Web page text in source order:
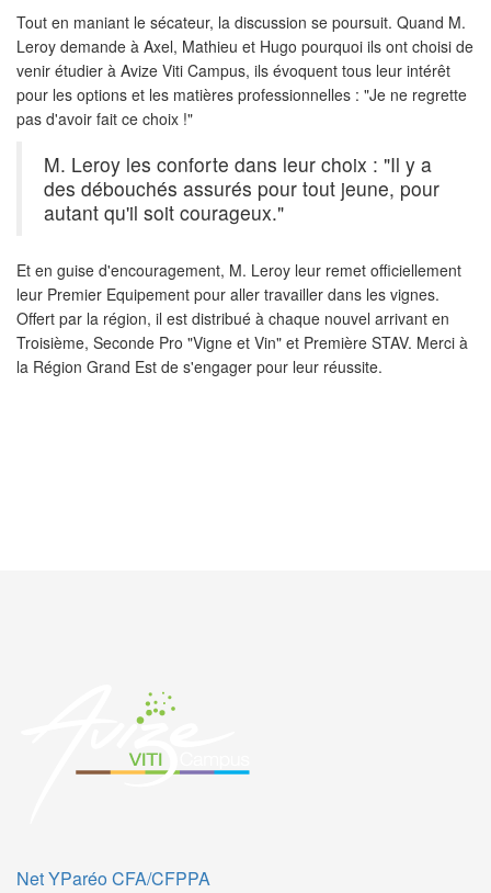
Tout en maniant le sécateur, la discussion se poursuit. Quand M.
Leroy demande à Axel, Mathieu et Hugo pourquoi ils ont choisi de
venir étudier à Avize Viti Campus, ils évoquent tous leur intérêt
pour les options et les matières professionnelles : "Je ne regrette
pas d'avoir fait ce choix !"
M. Leroy les conforte dans leur choix : "Il y a
des débouchés assurés pour tout jeune, pour
autant qu'il soit courageux."
Et en guise d'encouragement, M. Leroy leur remet officiellement
leur Premier Equipement pour aller travailler dans les vignes.
Offert par la région, il est distribué à chaque nouvel arrivant en
Troisième, Seconde Pro "Vigne et Vin" et Première STAV. Merci à
la Région Grand Est de s'engager pour leur réussite.
Net YParéo CFA/CFPPA